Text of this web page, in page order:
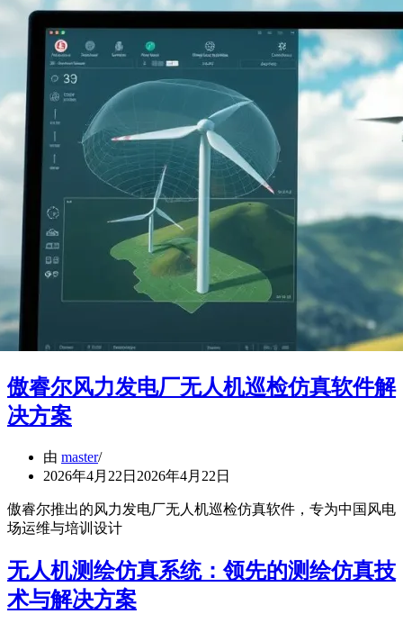
傲睿尔风力发电厂无人机巡检仿真软件解
决方案
由 master
2026年4月22日 2026年4月22日
傲睿尔推出的风力发电厂无人机巡检仿真软件，专为中国风电
场运维与培训设计
无人机测绘仿真系统：领先的测绘仿真技
术与解决方案